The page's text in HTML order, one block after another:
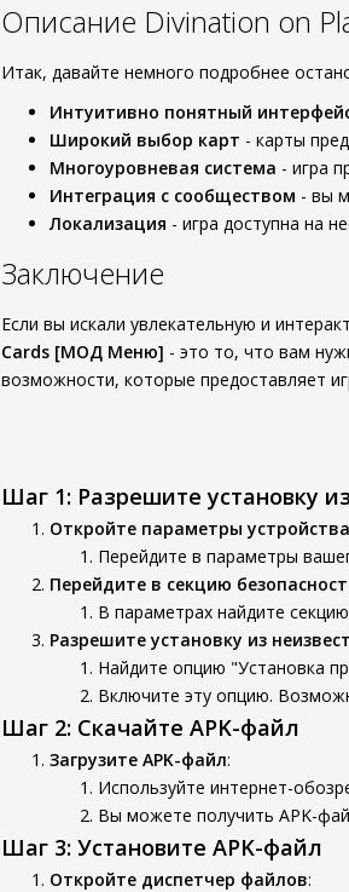
Описание Divination on
Итак, давайте немного подробнее
Интуитивно понятный
Широкий выбор карт - карты
Многоуровневая система - игра
Интеграция с сообществом - вы
Локализация - игра доступна на
Заключение
Если вы искали увлекательную и
Cards [МОД Меню] - это то, что вам
возможности, которые предоставляет
Шаг 1: Разрешите установку
Откройте параметры устройства
Перейдите в параметры
Перейдите в секцию
В параметрах найдите
Разрешите установку из
Найдите опцию "Установка
Включите эту опцию.
Шаг 2: Скачайте APK-файл
Загрузите APK-файл:
Используйте интернет-
Вы можете получить APK-
Шаг 3: Установите APK-файл
Откройте диспетчер файлов: